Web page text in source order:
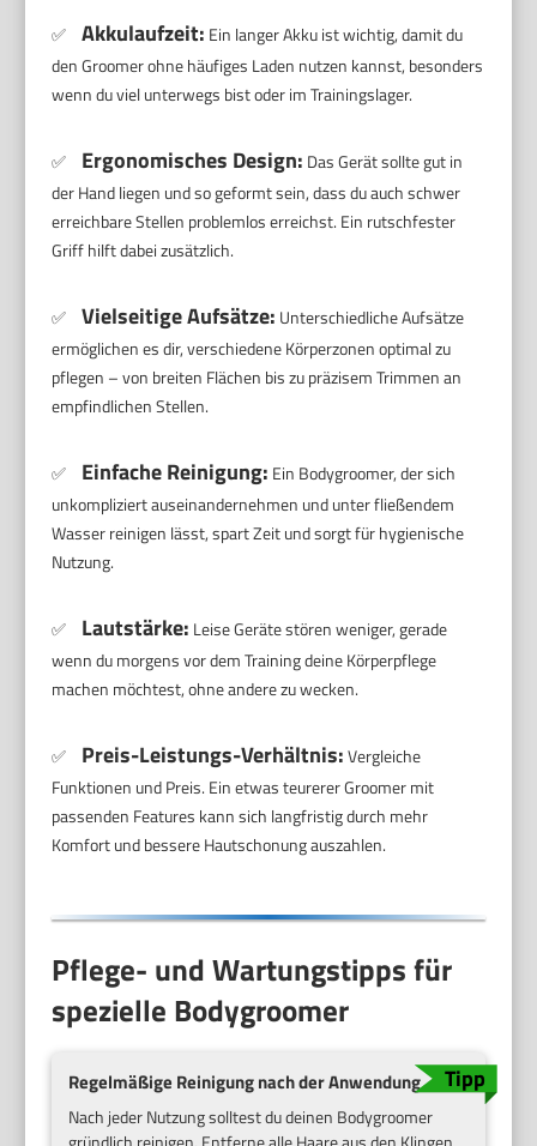
✅ Akkulaufzeit: Ein langer Akku ist wichtig, damit du
den Groomer ohne häufiges Laden nutzen kannst, besonders
wenn du viel unterwegs bist oder im Trainingslager.
✅ Ergonomisches Design: Das Gerät sollte gut in
der Hand liegen und so geformt sein, dass du auch schwer
erreichbare Stellen problemlos erreichst. Ein rutschfester
Griff hilft dabei zusätzlich.
✅ Vielseitige Aufsätze: Unterschiedliche Aufsätze
ermöglichen es dir, verschiedene Körperzonen optimal zu
pflegen – von breiten Flächen bis zu präzisem Trimmen an
empfindlichen Stellen.
✅ Einfache Reinigung: Ein Bodygroomer, der sich
unkompliziert auseinandernehmen und unter fließendem
Wasser reinigen lässt, spart Zeit und sorgt für hygienische
Nutzung.
✅ Lautstärke: Leise Geräte stören weniger, gerade
wenn du morgens vor dem Training deine Körperpflege
machen möchtest, ohne andere zu wecken.
✅ Preis-Leistungs-Verhältnis:Vergleiche
Funktionen und Preis. Ein etwas teurerer Groomer mit
passenden Features kann sich langfristig durch mehr
Komfort und bessere Hautschonung auszahlen.
Pflege- und Wartungstipps für
spezielle Bodygroomer
Regelmäßige Reinigung nach der Anwendung
Nach jeder Nutzung solltest du deinen Bodygroomer